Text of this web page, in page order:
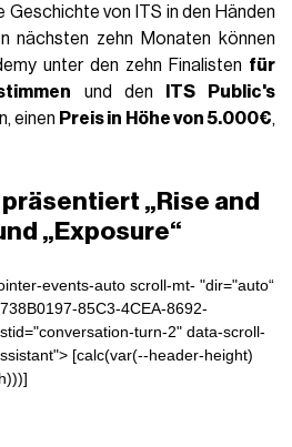
Geschichte von ITS in den Händen
nächsten zehn Monaten können
unter den zehn Finalisten für
und den
ITS Public's
einen Preis in Höhe von 5.000€,
„Rise and
„Exposure“
events-auto scroll-mt- "dir="auto“
85C3-4CEA-8692-
turn-2" data-scroll-
[calc(var(--header-height)